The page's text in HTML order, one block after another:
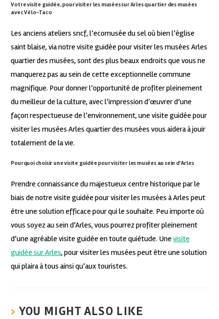
Votre visite guidée, pour visiter les musées sur Arles quartier des musées
avec Vélo-Taco
Les anciens ateliers sncf, l’ecomusée du sel où bien l’église
saint blaise, via notre visite guidée pour visiter les musées Arles
quartier des musées, sont des plus beaux endroits que vous ne
manquerez pas au sein de cette exceptionnelle commune
magnifique. Pour donner l’opportunité de profiter pleinement
du meilleur de la culture, avec l’impression d’œuvrer d’une
façon respectueuse de l’environnement, une visite guidée pour
visiter les musées Arles quartier des musées vous aidera à jouir
totalement de la vie.
Pourquoi choisir une visite guidée pour visiter les musées au sein d’Arles
Prendre connaissance du majestueux centre historique par le
biais de notre visite guidée pour visiter les musées à Arles peut
être une solution efficace pour qui le souhaite. Peu importe où
vous soyez au sein d’Arles, vous pourrez profiter pleinement
d’une agréable visite guidée en toute quiétude. Unevisite
guidée sur Arles, pour visiter les musées peut être une solution
qui plaira à tous ainsi qu’aux touristes.
YOU MIGHT ALSO LIKE